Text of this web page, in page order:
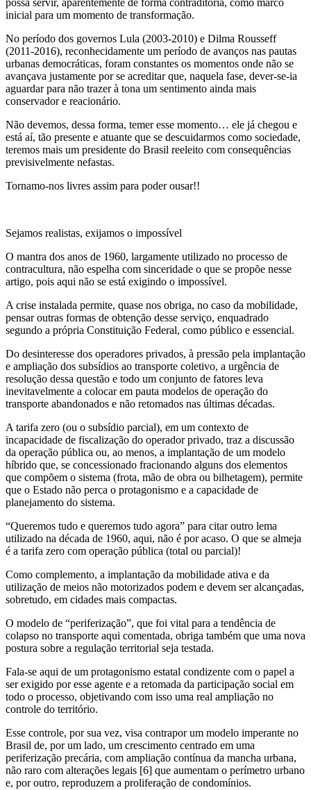
possa servir, aparentemente de forma contraditória, como marco
inicial para um momento de transformação.
No período dos governos Lula (2003-2010) e Dilma Rousseff
(2011-2016), reconhecidamente um período de avanços nas pautas
urbanas democráticas, foram constantes os momentos onde não se
avançava justamente por se acreditar que, naquela fase, dever-se-ia
aguardar para não trazer à tona um sentimento ainda mais
conservador e reacionário.
Não devemos, dessa forma, temer esse momento… ele já chegou e
está aí, tão presente e atuante que se descuidarmos como sociedade,
teremos mais um presidente do Brasil reeleito com consequências
previsivelmente nefastas.
Tornamo-nos livres assim para poder ousar!!
Sejamos realistas, exijamos o impossível
O mantra dos anos de 1960, largamente utilizado no processo de
contracultura, não espelha com sinceridade o que se propõe nesse
artigo, pois aqui não se está exigindo o impossível.
A crise instalada permite, quase nos obriga, no caso da mobilidade,
pensar outras formas de obtenção desse serviço, enquadrado
segundo a própria Constituição Federal, como público e essencial.
Do desinteresse dos operadores privados, à pressão pela implantação
e ampliação dos subsídios ao transporte coletivo, a urgência de
resolução dessa questão e todo um conjunto de fatores leva
inevitavelmente a colocar em pauta modelos de operação do
transporte abandonados e não retomados nas últimas décadas.
A tarifa zero (ou o subsídio parcial), em um contexto de
incapacidade de fiscalização do operador privado, traz a discussão
da operação pública ou, ao menos, a implantação de um modelo
híbrido que, se concessionado fracionando alguns dos elementos
que compõem o sistema (frota, mão de obra ou bilhetagem), permite
que o Estado não perca o protagonismo e a capacidade de
planejamento do sistema.
“Queremos tudo e queremos tudo agora” para citar outro lema
utilizado na década de 1960, aqui, não é por acaso. O que se almeja
é a tarifa zero com operação pública (total ou parcial)!
Como complemento, a implantação da mobilidade ativa e da
utilização de meios não motorizados podem e devem ser alcançadas,
sobretudo, em cidades mais compactas.
O modelo de “periferização”, que foi vital para a tendência de
colapso no transporte aqui comentada, obriga também que uma nova
postura sobre a regulação territorial seja testada.
Fala-se aqui de um protagonismo estatal condizente com o papel a
ser exigido por esse agente e a retomada da participação social em
todo o processo, objetivando com isso uma real ampliação no
controle do território.
Esse controle, por sua vez, visa contrapor um modelo imperante no
Brasil de, por um lado, um crescimento centrado em uma
periferização precária, com ampliação contínua da mancha urbana,
não raro com alterações legais [6] que aumentam o perímetro urbano
e, por outro, reproduzem a proliferação de condomínios.